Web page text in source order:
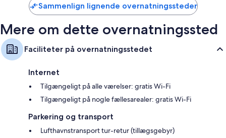
Sammenlign lignende overnatningssteder
Mere om dette overnatningssted
Faciliteter på overnatningsstedet
Internet
Tilgængeligt på alle værelser: gratis Wi-Fi
Tilgængeligt på nogle fællesarealer: gratis Wi-Fi
Parkering og transport
Lufthavnstransport tur-retur (tillægsgebyr)